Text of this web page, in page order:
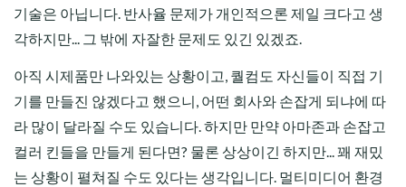
기술은 아닙니다. 반사율 문제가 개인적으론 제일 크다고 생
각하지만... 그 밖에 자잘한 문제도 있긴 있겠죠.
아직 시제품만 나와있는 상황이고, 퀄컴도 자신들이 직접 기
기를 만들진 않겠다고 했으니, 어떤 회사와 손잡게 되냐에 따
라 많이 달라질 수도 있습니다. 하지만 만약 아마존과 손잡고
컬러 킨들을 만들게 된다면? 물론 상상이긴 하지만... 꽤 재밌
는 상황이 펼쳐질 수도 있다는 생각입니다. 멀티미디어 환경